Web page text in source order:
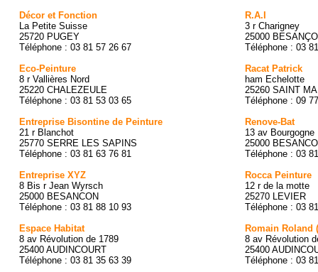
Décor et Fonction
La Petite Suisse
25720 PUGEY
Téléphone : 03 81 57 26 67
Eco-Peinture
8 r Vallières Nord
25220 CHALEZEULE
Téléphone : 03 81 53 03 65
Entreprise Bisontine de Peinture
21 r Blanchot
25770 SERRE LES SAPINS
Téléphone : 03 81 63 76 81
Entreprise XYZ
8 Bis r Jean Wyrsch
25000 BESANCON
Téléphone : 03 81 88 10 93
Espace Habitat
8 av Révolution de 1789
25400 AUDINCOURT
Téléphone : 03 81 35 63 39
R.A.I
3 r Charigney
25000
Téléphone : 03
Racat Patrick
ham Echelotte
25260 SAINT
Téléphone : 09
Renove-Bat
13 av Bourgogne
25000
Téléphone : 03
Rocca Peinture
12 r de la motte
25270 LEVIER
Téléphone : 03
Romain Roland
8 av Révolution
25400
Téléphone : 03